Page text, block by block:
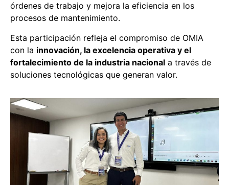
órdenes de trabajo y mejora la eficiencia en los
procesos de mantenimiento.
Esta participación refleja el compromiso de OMIA
con la innovación, la excelencia operativa y el
fortalecimiento de la industria nacional a través de
soluciones tecnológicas que generan valor.